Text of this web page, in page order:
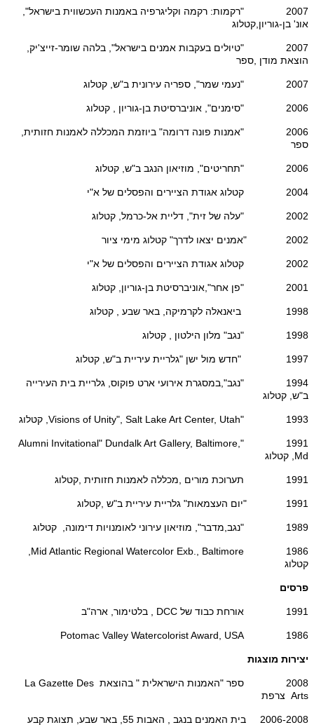
2007 "רקמות: רקמה וקליגרפיה באמנות העכשווית בישראל",
אונ' בן-גוריון,קטלוג
2007 "טיולים בעקבות אמנים בישראל", בלהה שומר-זייצ'יק,
הוצאת מודן ,ספר
2007 "נעמי שמר", ספריה עירונית ב"ש, קטלוג
2006 "סימנים", אוניברסיטת בן-גוריון , קטלוג
2006 "אמנות פונה דרומה" ביוזמת המכללה לאמנות חזותית,
ספר
2006 "תחריטים", מוזיאון הנגב ב"ש, קטלוג
2004 קטלוג אגודת הציירים והפסלים של א"י
2002 "עלה של זית", דליית אל-כרמל, קטלוג
2002 "אמנים יצאו לדרך" קטלוג מימי ציור
2002 קטלוג אגודת הציירים והפסלים של א"י
2001 "פן אחר",אוניברסיטת בן-גוריון, קטלוג
1998 ביאנאלה לקרמיקה, באר שבע , קטלוג
1998 "נגב" מלון הילטון , קטלוג
1997 "חדש מול ישן "גלריית עיריית ב"ש, קטלוג
1994 "נגב",במסגרת אירועי ארט פוקוס, גלריית בית העירייה
ב"ש, קטלוג
1993 "Visions of Unity", Salt Lake Art Center, Utah, קטלוג
1991 "Alumni Invitational" Dundalk Art Gallery, Baltimore,
Md, קטלוג
1991 תערוכת מורים ,מכללה לאמנות חזותית ,קטלוג
1991 "יום העצמאות" גלריית עיריית ב"ש ,קטלוג
1989 "נגב,מדבר", מוזיאון עירוני לאומנויות דימונה, קטלוג
קטלוג
פרסים
1991 אורחת כבוד של DCC , בלטימור, ארה"ב
1986 Potomac Valley Watercolorist Award, USA
יצירות מוצגות
2008 ספר "האמנות הישראלית " בהוצאת La Gazette Des
Arts צרפת
2006-2008 בית האמנים בנגב , האבות 55, באר שבע, תצוגת קבע